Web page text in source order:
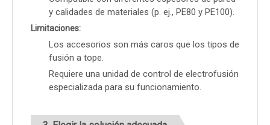
y calidades de materiales (p. ej., PE80 y PE100).
Limitaciones:
Los accesorios son más caros que los tipos de
fusión a tope.
Requiere una unidad de control de electrofusión
especializada para su funcionamiento.